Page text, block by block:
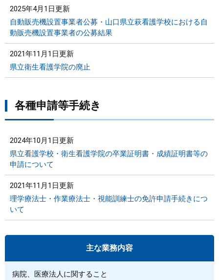
2025年4月1日更新
自動販売機設置事業者公募・山口県立萩看護学校における自
動販売機設置事業者の公募結果
2021年11月1日更新
県立衛生看護学院の廃止
各種申請等手続き
2024年10月1日更新
県立看護学校・衛生看護学院の卒業証明書・成績証明書等の
申請について
2021年11月1日更新
理学療法士・作業療法士・視能訓練士の免許申請手続きにつ
いて
主な業務内容
病院、医療法人に関すること